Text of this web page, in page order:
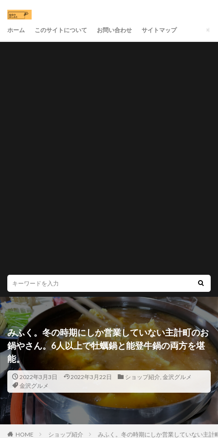
ホーム このサイトについて お問い合わせ サイトマップ
みふく。冬の時期にしか営業していない主計町のお
鍋やさん。6人以上で牡蠣鍋と能登牛鍋の両方を堪
能。
2022年3月3日 2022年3月22日 ショップ紹介, 金沢グルメ
金沢グルメ
HOME ショップ紹介 みふく。冬の時期にしか営業していない主